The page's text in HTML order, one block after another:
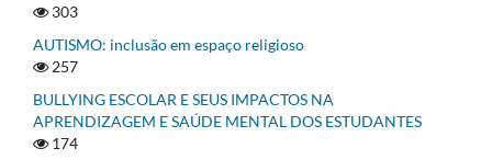
303
AUTISMO: inclusão em espaço religioso
257
BULLYING ESCOLAR E SEUS IMPACTOS NA
APRENDIZAGEM E SAÚDE MENTAL DOS ESTUDANTES
174